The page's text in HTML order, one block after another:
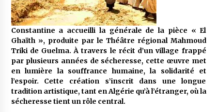
5 ans ago
Le bouc de l’Au-delà
5 ans ago
Le monstrueux vieillard (Un récit du Sud
algérien)
5 ans ago
Constantine a accueilli la générale de la pièce « El
Ghaïth », produite par le Théâtre régional Mahmoud
Triki de Guelma. À travers le récit d’un village frappé
par plusieurs années de sécheresse, cette œuvre met
en lumière la souffrance humaine, la solidarité et
l’espoir. Cette création s’inscrit dans une longue
tradition artistique, tant en Algérie qu’à l’étranger, où la
sécheresse tient un rôle central.